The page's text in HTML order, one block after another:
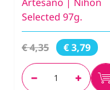
Selected 97g.
€ 4,35 € 3,79